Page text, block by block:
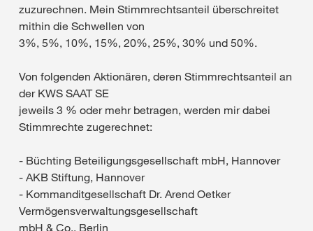
zuzurechnen. Mein Stimmrechtsanteil überschreitet
mithin die Schwellen von
3%, 5%, 10%, 15%, 20%, 25%, 30% und 50%.
Von folgenden Aktionären, deren Stimmrechtsanteil an
der KWS SAAT SE
jeweils 3 % oder mehr betragen, werden mir dabei
Stimmrechte zugerechnet:
- Büchting Beteiligungsgesellschaft mbH, Hannover
- AKB Stiftung, Hannover
- Kommanditgesellschaft Dr. Arend Oetker
Vermögensverwaltungsgesellschaft
mbH & Co., Berlin